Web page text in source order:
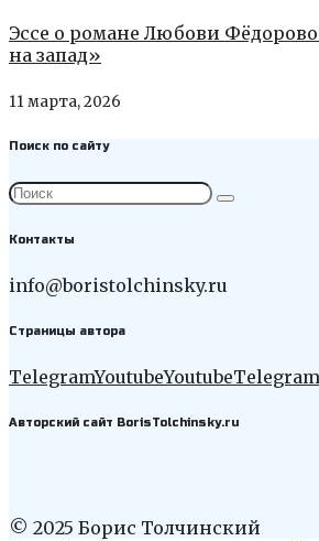
Эссе о романе Любови
на запад»
11 марта, 2026
Поиск по сайту
Контакты
info@boristolchinsky.ru
Страницы автора
TelegramYoutubeYoutubeTelegram
Авторский сайт BorisTolchinsky.ru
© 2025 Борис Толчинский